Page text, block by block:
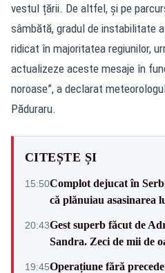
vestul țării. De altfel, și pe
sâmbătă, gradul de instabilitate
ridicat în majoritatea regiunilor,
actualizeze aceste mesaje în
noroase”, a declarat
Păduraru.
CITEȘTE ȘI
15:50Complot dejucat în
că plănuiau asasinarea
20:43Gest superb făcut de
Sandra. Zeci de mii de
19:45Operațiune fără